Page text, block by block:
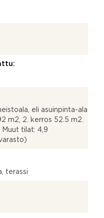
eli asuinpinta-ala
m2, 2. kerros 52.5 m2.
Muut tilat: 4,9
terassi